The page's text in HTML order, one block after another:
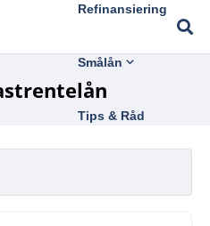
Refinansiering
Smålån
Tips & Råd